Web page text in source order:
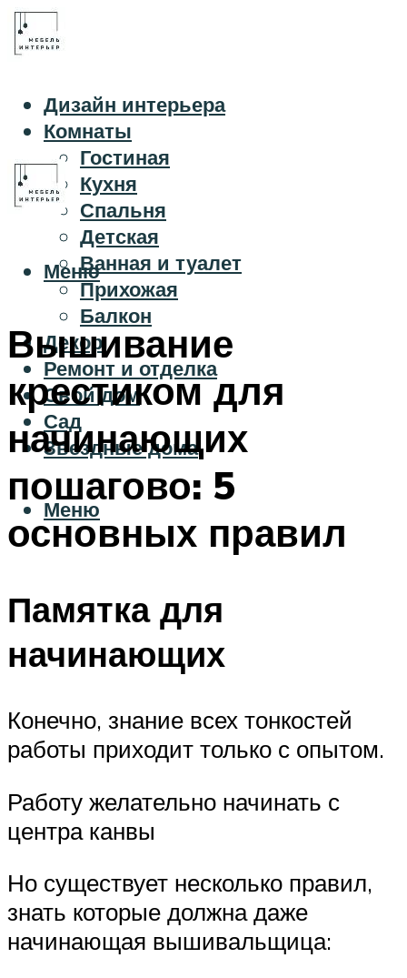
Дизайн интерьера
Комнаты
Гостиная
Кухня
Спальня
Детская
Ванная и туалет
Прихожая
Балкон
Декор
Ремонт и отделка
Свой дом
Сад
Звездные дома
Меню
Меню
Вышивание
крестиком для
начинающих
пошагово: 5
основных правил
Памятка для
начинающих
Конечно, знание всех тонкостей
работы приходит только с опытом.
Работу желательно начинать с
центра канвы
Но существует несколько правил,
знать которые должна даже
начинающая вышивальщица: